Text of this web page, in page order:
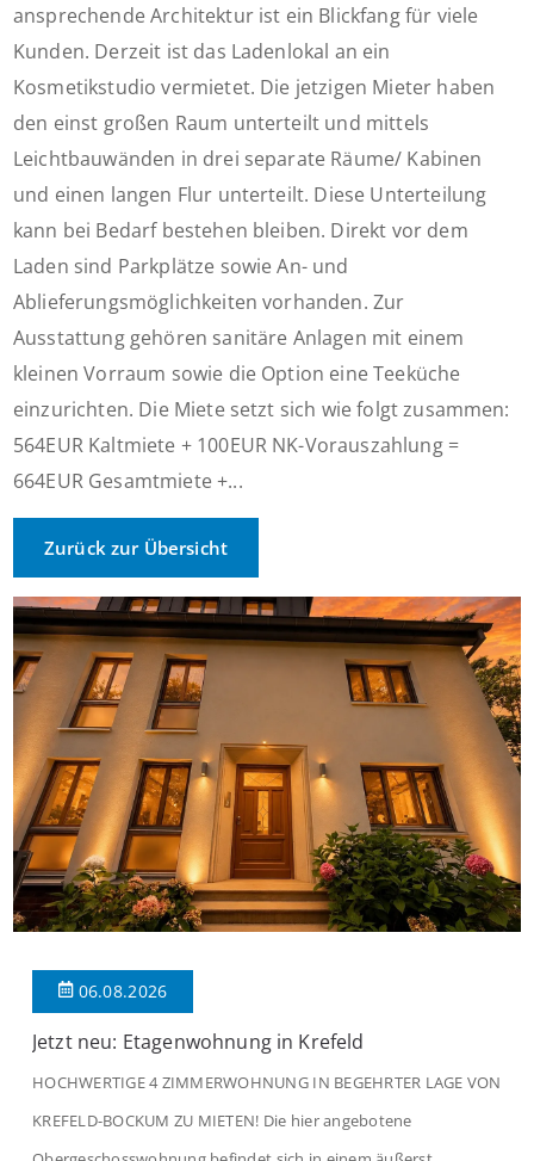
ansprechende Architektur ist ein Blickfang für viele
Kunden. Derzeit ist das Ladenlokal an ein
Kosmetikstudio vermietet. Die jetzigen Mieter haben
den einst großen Raum unterteilt und mittels
Leichtbauwänden in drei separate Räume/ Kabinen
und einen langen Flur unterteilt. Diese Unterteilung
kann bei Bedarf bestehen bleiben. Direkt vor dem
Laden sind Parkplätze sowie An- und
Ablieferungsmöglichkeiten vorhanden. Zur
Ausstattung gehören sanitäre Anlagen mit einem
kleinen Vorraum sowie die Option eine Teeküche
einzurichten. Die Miete setzt sich wie folgt zusammen:
564EUR Kaltmiete + 100EUR NK-Vorauszahlung =
664EUR Gesamtmiete +...
Zurück zur Übersicht
06.08.2026
Jetzt neu: Etagenwohnung in Krefeld
HOCHWERTIGE 4 ZIMMERWOHNUNG IN BEGEHRTER LAGE VON
KREFELD-BOCKUM ZU MIETEN! Die hier angebotene